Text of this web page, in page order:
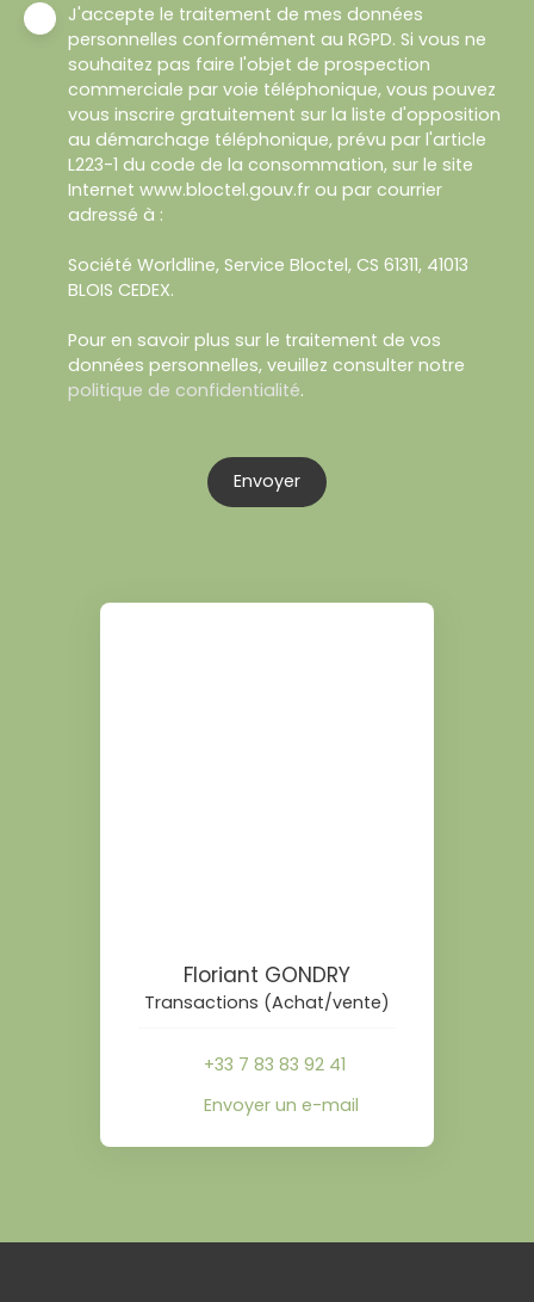
J'accepte le traitement de mes données
personnelles conformément au RGPD. Si vous ne
souhaitez pas faire l'objet de prospection
commerciale par voie téléphonique, vous pouvez
vous inscrire gratuitement sur la liste d'opposition
au démarchage téléphonique, prévu par l'article
L223-1 du code de la consommation, sur le site
Internet www.bloctel.gouv.fr ou par courrier
adressé à :
Société Worldline, Service Bloctel, CS 61311, 41013
BLOIS CEDEX.
Pour en savoir plus sur le traitement de vos
données personnelles, veuillez consulter notre
politique de confidentialité.
Envoyer
Floriant GONDRY
Transactions (Achat/vente)
+33 7 83 83 92 41
Envoyer un e-mail